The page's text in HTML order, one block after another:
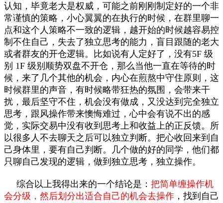
认知，毕竟老大是权威，可能之前刚刚制定好的一个非
常谨慎的策略，小心翼翼的在执行的时候，在群里聊一
点和这个人策略不一致的逻辑，越开始的时候越容易控
制不住自己，失去了独立思考的能力，盲目跟随的老大
或者群友的开仓逻辑。比如说有人定好了，没有5F 级
别 1F 级别顺势双盘不开仓，那么当他一直在等待的时
候，来了几个其他的机会，内心在煎熬中守住原则，这
时候群里的声音，有时候略带狂热的氛围，会带来干
扰，最后坚守不住，机会没有做成，又没达到完全独立
思考，跟风操作带来懊悔难过，心中会有说不出的感
觉，实际交易中没有收到思考上和收益上的正反馈。所
以很多人不去聊天之后可以独立判断。把心收回来到自
己身体里，要有自己判断。几个做的好的同学，他们都
只聊自己发现的逻辑，做到独立思考，独立操作。
综合以上我得出来的一个结论是： 把简单缠操作机
会分级，然后划分出适合自己的机会去操作 ，找到自己